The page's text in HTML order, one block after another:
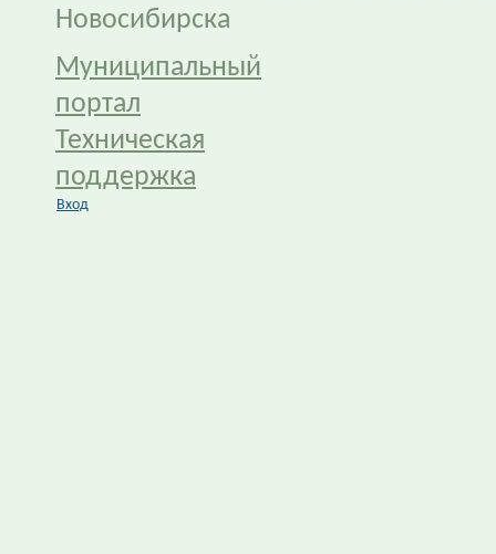
Новосибирска
Муниципальный
портал
Техническая
поддержка
Вход